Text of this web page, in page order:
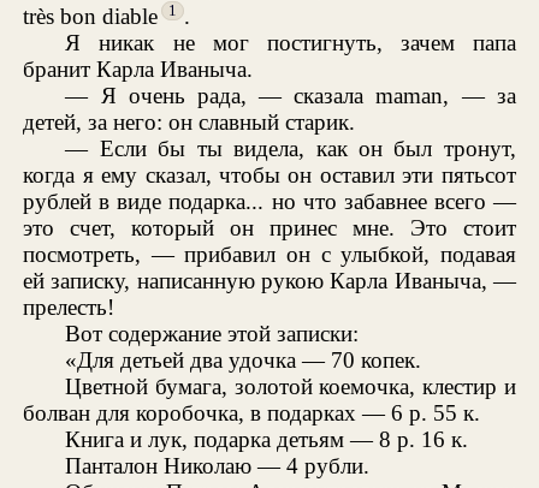
très bon diable
1
.
Я никак не мог постигнуть, зачем папа
бранит Карла Иваныча.
— Я очень рада, — сказала maman, — за
детей, за него: он славный старик.
— Если бы ты видела, как он был тронут,
когда я ему сказал, чтобы он оставил эти пятьсот
рублей в виде подарка... но что забавнее всего —
это счет, который он принес мне. Это стоит
посмотреть, — прибавил он с улыбкой, подавая
ей записку, написанную рукою Карла Иваныча, —
прелесть!
Вот содержание этой записки:
«Для детьей два удочка — 70 копек.
Цветной бумага, золотой коемочка, клестир и
болван для коробочка, в подарках — 6 р. 55 к.
Книга и лук, подарка детьям — 8 р. 16 к.
Панталон Николаю — 4 рубли.